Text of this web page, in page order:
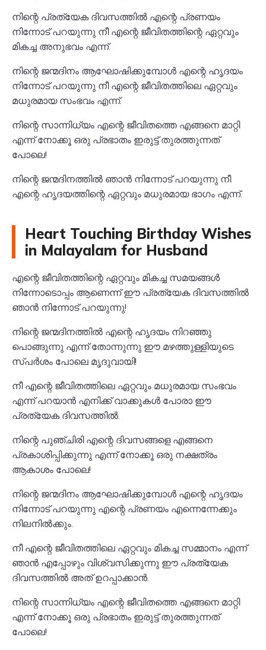
നിന്റെ പ്രത്യേക ദിവസത്തിൽ എന്റെ പ്രണയം
നിന്നോട് പറയുന്നു നീ എന്റെ ജീവിതത്തിന്റെ ഏറ്റവും
മികച്ച അനുഭവം എന്ന്.
നിന്റെ ജന്മദിനം ആഘോഷിക്കുമ്പോൾ എന്റെ ഹൃദയം
നിന്നോട് പറയുന്നു നീ എന്റെ ജീവിതത്തിലെ ഏറ്റവും
മധുരമായ സംഭവം എന്ന്.
നിന്റെ സാന്നിധ്യം എന്റെ ജീവിതത്തെ എങ്ങനെ മാറ്റി
എന്ന് നോക്കൂ ഒരു പ്രഭാതം ഇരുട്ട് തുരത്തുന്നത്
പോലെ!
നിന്റെ ജന്മദിനത്തിൽ ഞാൻ നിന്നോട് പറയുന്നു നീ
എന്റെ ഹൃദയത്തിന്റെ ഏറ്റവും മധുരമായ ഭാഗം എന്ന്.
Heart Touching Birthday Wishes
in Malayalam for Husband
എന്റെ ജീവിതത്തിന്റെ ഏറ്റവും മികച്ച സമയങ്ങൾ
നിന്നോടൊപ്പം ആണെന്ന് ഈ പ്രത്യേക ദിവസത്തിൽ
ഞാൻ നിന്നോട് പറയുന്നു!
നിന്റെ ജന്മദിനത്തിൽ എന്റെ ഹൃദയം നിറഞ്ഞു
പൊങ്ങുന്നു എന്ന് തോന്നുന്നു ഈ മഴത്തുള്ളിയുടെ
സ്പർശം പോലെ മൃദുവായി!
നീ എന്റെ ജീവിതത്തിലെ ഏറ്റവും മധുരമായ സംഭവം
എന്ന് പറയാൻ എനിക്ക് വാക്കുകൾ പോരാ ഈ
പ്രത്യേക ദിവസത്തിൽ.
നിന്റെ പുഞ്ചിരി എന്റെ ദിവസങ്ങളെ എങ്ങനെ
പ്രകാശിപ്പിക്കുന്നു എന്ന് നോക്കൂ ഒരു നക്ഷത്രം
ആകാശം പോലെ!
നിന്റെ ജന്മദിനം ആഘോഷിക്കുമ്പോൾ എന്റെ ഹൃദയം
നിന്നോട് പറയുന്നു എന്റെ പ്രണയം എന്നെന്നേക്കും
നിലനിൽക്കും.
നീ എന്റെ ജീവിതത്തിലെ ഏറ്റവും മികച്ച സമ്മാനം എന്ന്
ഞാൻ എപ്പോഴും വിശ്വസിക്കുന്നു ഈ പ്രത്യേക
ദിവസത്തിൽ അത് ഉറപ്പാക്കാൻ.
നിന്റെ സാന്നിധ്യം എന്റെ ജീവിതത്തെ എങ്ങനെ മാറ്റി
എന്ന് നോക്കൂ ഒരു പ്രഭാതം ഇരുട്ട് തുരത്തുന്നത്
പോലെ!